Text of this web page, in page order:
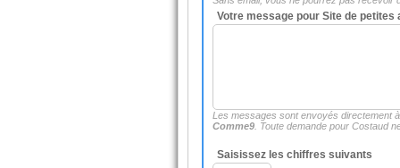
Votre message pour Site de
Les messages sont envoyés directement
Comme9 . Toute demande pour Costaud
Saisissez les chiffres suivants